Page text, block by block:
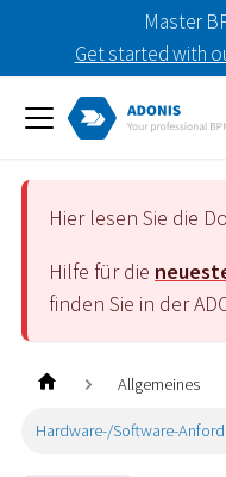
Master
Get started with
Hier lesen Sie die
Hilfe für die
finden Sie in der
Allgemeines
Hardware-/Software-